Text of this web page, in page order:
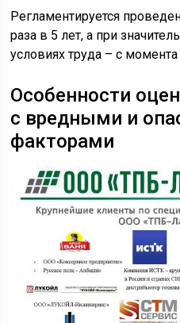
Регламентируется
раза в 5 лет, а при
условиях труда – с
Особенности
с вредными и
факторами